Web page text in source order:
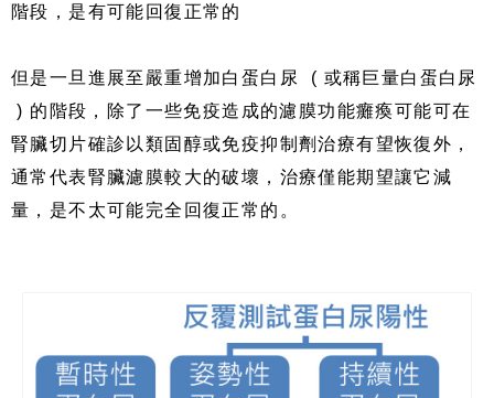
階段，是有可能回復正常的
但是一旦進展至嚴重增加白蛋白尿 ( 或稱巨量白蛋白尿
) 的階段，除了一些免疫造成的濾膜功能癱瘓可能可在
腎臟切片確診以類固醇或免疫抑制劑治療有望恢復外，
通常代表腎臟濾膜較大的破壞，治療僅能期望讓它減
量，是不太可能完全回復正常的。